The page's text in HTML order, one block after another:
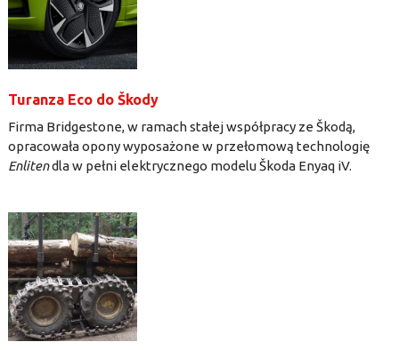
Turanza Eco do Škody
Firma Bridgestone, w ramach stałej współpracy ze Škodą,
opracowała opony wyposażone w przełomową technologię
Enlitendla w pełni elektrycznego modelu Škoda Enyaq iV.